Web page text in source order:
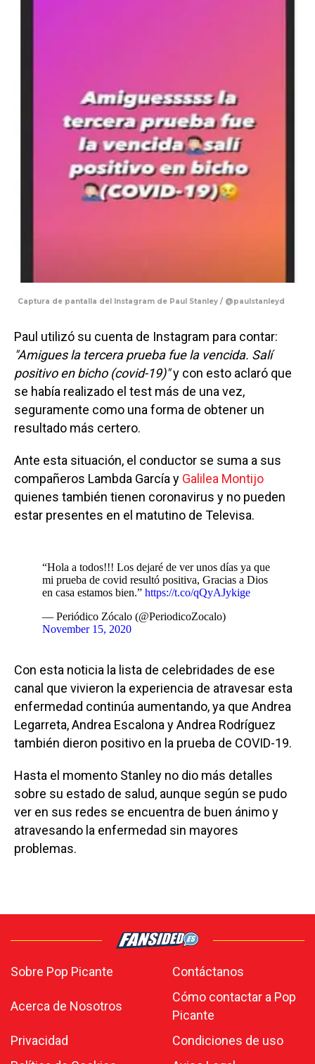
Captura de pantalla del Instagram de Paul Stanley / @paulstanleyd
Paul utilizó su cuenta de Instagram para contar:
"Amigues la tercera prueba fue la vencida. Salí
positivo en bicho (covid-19)"y con esto aclaró que
se había realizado el test más de una vez,
seguramente como una forma de obtener un
resultado más certero.
Ante esta situación, el conductor se suma a sus
compañeros Lambda García y Galilea Montijo
quienes también tienen coronavirus y no pueden
estar presentes en el matutino de Televisa.
“Hola a todos!!! Los dejaré de ver unos días ya que
mi prueba de covid resultó positiva, Gracias a Dios
en casa estamos bien.” https://t.co/qQyAJykige
— Periódico Zócalo (@PeriodicoZocalo)
November 15, 2020
Con esta noticia la lista de celebridades de ese
canal que vivieron la experiencia de atravesar esta
enfermedad continúa aumentando, ya que Andrea
Legarreta, Andrea Escalona y Andrea Rodríguez
también dieron positivo en la prueba de COVID-19.
Hasta el momento Stanley no dio más detalles
sobre su estado de salud, aunque según se pudo
ver en sus redes se encuentra de buen ánimo y
atravesando la enfermedad sin mayores
problemas.
Sobre Pop Picante Contáctanos
Acerca de Nosotros
Cómo contactar a Pop
Picante
Privacidad
Condiciones de uso